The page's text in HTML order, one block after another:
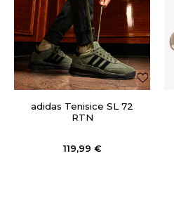
adidas Tenisice SL 72
RTN
119,99 €